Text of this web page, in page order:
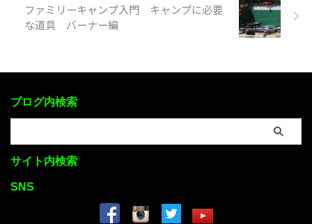
ファミリーキャンプ入門 キャンプに必要
な道具 バーナー編
ブログ内検索
サイト内検索
SNS